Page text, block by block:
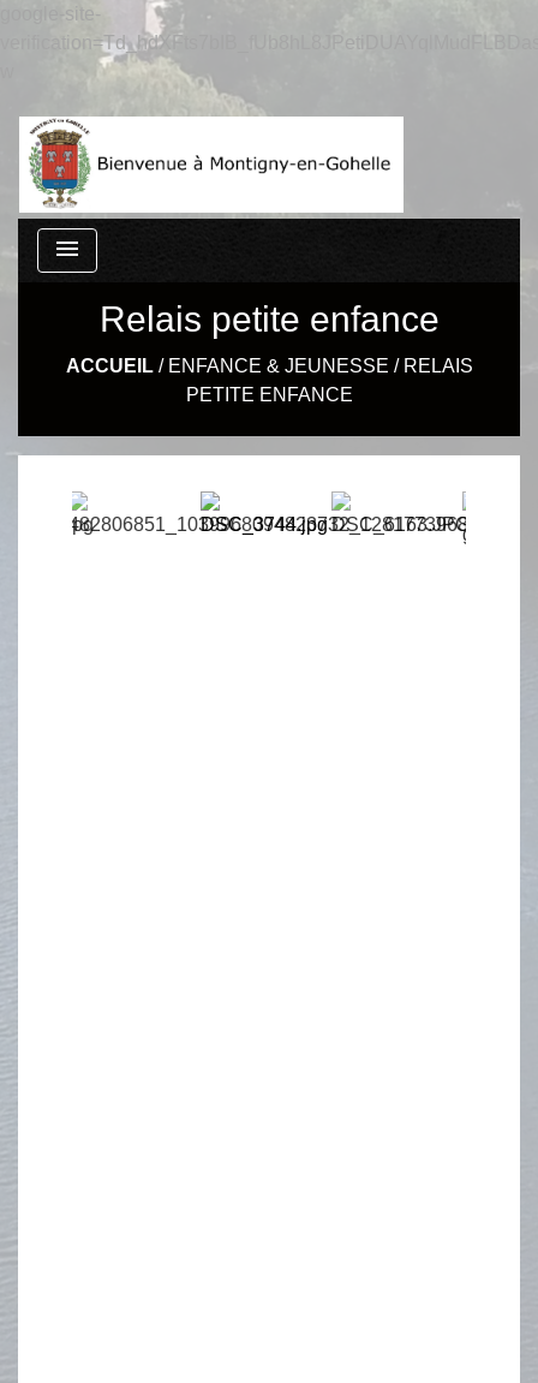
google-site-
menu
Relais petite enfance
ACCUEIL/ ENFANCE & JEUNESSE / RELAIS
PETITE ENFANCE